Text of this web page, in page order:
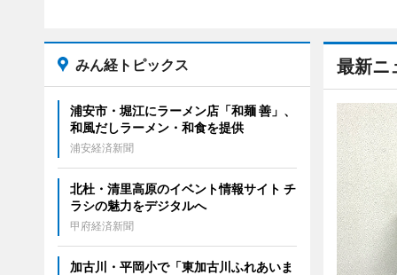
最新ニ
みん経トピックス
浦安市・堀江にラーメン店「和麺 善」、
和風だしラーメン・和食を提供
浦安経済新聞
北杜・清里高原のイベント情報サイト チ
ラシの魅力をデジタルへ
甲府経済新聞
加古川・平岡小で「東加古川ふれあいま